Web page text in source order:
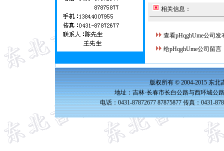
相关信息：
查看pHqghUme公司发
给pHqghUme公司留言
版权所有 © 2004-2015 东北
地址：吉林·长春市长白公路与西环城公
电话：0431-87872677 87875877 传真：0431-